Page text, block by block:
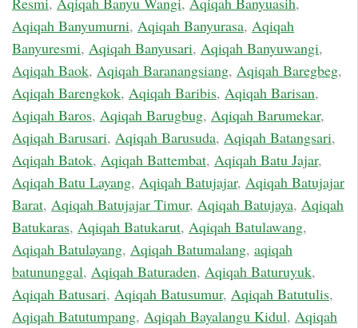
Aqiqah Banyumurni, Aqiqah Banyurasa, Aqiqah
Banyuresmi, Aqiqah Banyusari, Aqiqah Banyuwangi,
Aqiqah Baok, Aqiqah Baranangsiang, Aqiqah Baregbeg,
Aqiqah Barengkok, Aqiqah Baribis, Aqiqah Barisan,
Aqiqah Baros, Aqiqah Barugbug, Aqiqah Barumekar,
Aqiqah Barusari, Aqiqah Barusuda, Aqiqah Batangsari,
Aqiqah Batok, Aqiqah Battembat, Aqiqah Batu Jajar,
Aqiqah Batu Layang, Aqiqah Batujajar, Aqiqah Batujajar
Barat, Aqiqah Batujajar Timur, Aqiqah Batujaya, Aqiqah
Batukaras, Aqiqah Batukarut, Aqiqah Batulawang,
Aqiqah Batulayang, Aqiqah Batumalang, aqiqah
batununggal, Aqiqah Baturaden, Aqiqah Baturuyuk,
Aqiqah Batusari, Aqiqah Batusumur, Aqiqah Batutulis,
Aqiqah Batutumpang, Aqiqah Bayalangu Kidul, Aqiqah